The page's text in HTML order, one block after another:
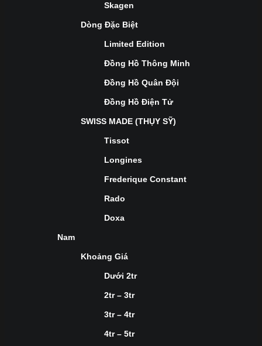
Skagen
Dòng Đặc Biệt
Limited Edition
Đồng Hồ Thông Minh
Đồng Hồ Quân Đội
Đồng Hồ Điện Tử
SWISS MADE (THỤY SỸ)
Tissot
Longines
Frederique Constant
Rado
Doxa
Nam
Khoảng Giá
Dưới 2tr
2tr – 3tr
3tr – 4tr
4tr – 5tr